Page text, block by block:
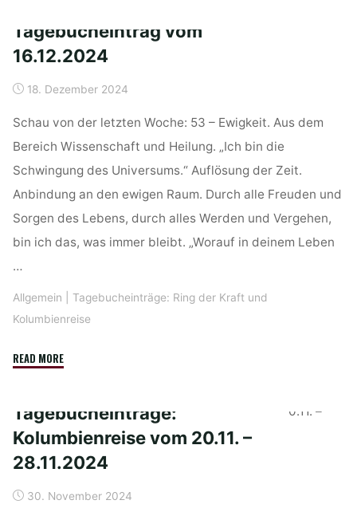
kraft
vom
Tagebucheintrag vom
16.12.2024
18. Dezember 2024
Schau von der letzten Woche: 53 – Ewigkeit. Aus dem
Bereich Wissenschaft und Heilung. „Ich bin die
Schwingung des Universums.“ Auflösung der Zeit.
Anbindung an den ewigen Raum. Durch alle Freuden und
Sorgen des Lebens, durch alles Werden und Vergehen,
bin ich das, was immer bleibt. „Worauf in deinem Leben
…
Allgemein
Tagebucheinträge: Ring der Kraft und
Kolumbienreise
READ MORE"Tagebucheintrag
Tagebucheinträge:
Kolumbienreise vom 20.11. –
28.11.2024
30. November 2024